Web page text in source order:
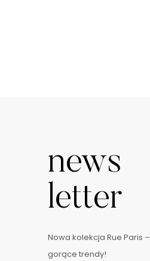
news
letter
Nowa kolekcja Rue Paris
gorące trendy!